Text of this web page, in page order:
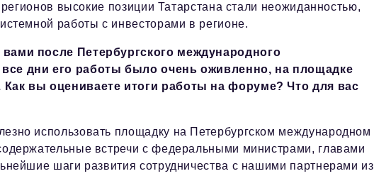
высокие позиции Татарстана стали неожиданностью,
работы с инвесторами в регионе.
после Петербургского международного
дни его работы было очень оживленно, на площадке
вы оцениваете итоги работы на форуме? Что для вас
использовать площадку на Петербургском международном
встречи с федеральными министрами, главами
шаги развития сотрудничества с нашими партнерами из